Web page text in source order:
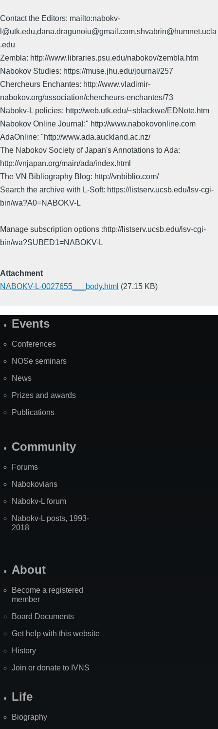
Contact the Editors: mailto:nabokv-
l@utk.edu,dana.dragunoiu@gmail.com,shvabrin@humnet.ucla
.edu
Zembla: http://www.libraries.psu.edu/nabokov/zembla.htm
Nabokov Studies: https://muse.jhu.edu/journal/257
Chercheurs Enchantes: http://www.vladimir-
nabokov.org/association/chercheurs-enchantes/73
Nabokv-L policies: http://web.utk.edu/~sblackwe/EDNote.htm
Nabokov Online Journal:" http://www.nabokovonline.com
AdaOnline: "http://www.ada.auckland.ac.nz/
The Nabokov Society of Japan's Annotations to Ada:
http://vnjapan.org/main/ada/index.html
The VN Bibliography Blog: http://vnbiblio.com/
Search the archive with L-Soft: https://listserv.ucsb.edu/lsv-cgi-
bin/wa?A0=NABOKV-L
Manage subscription options :http://listserv.ucsb.edu/lsv-cgi-
bin/wa?SUBED1=NABOKV-L
Attachment
NABOKV-L-0027655___body.html (27.15 KB)
SiteEvents
Conferences
NOSe seminars
News
Prizes and awards
Publications
Community
Forums
Nabokovians
Nabokv-L forum
Nabokv-L posts, 1993-
2018
About
Become a registered
member
Board Documents
Get help with this website
History
Join or donate to IVNS
Life
Biography